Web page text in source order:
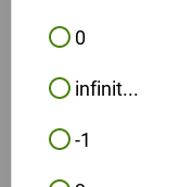
0
infinit...
-1